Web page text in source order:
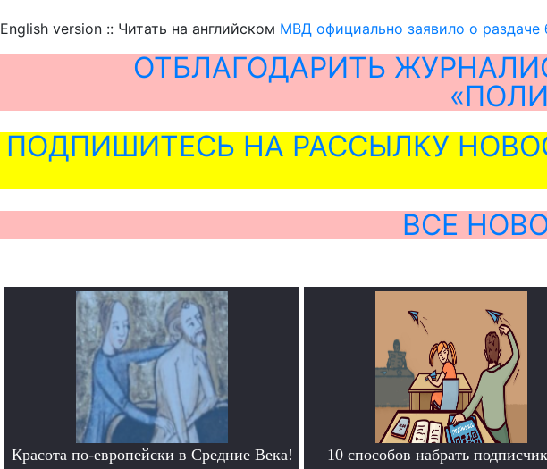
English version :: Читать на английском МВД официально заявило о
ОТБЛАГОДАРИТЬ
ПОДПИШИТЕСЬ НА РАССЫЛКУ
ВСЕ
Красота по-европейски в Средние Века!
10 способов набрать